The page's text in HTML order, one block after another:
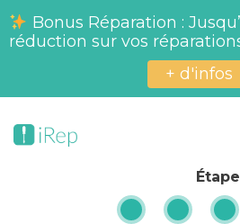
Étape
Bonus Réparation :
réduction sur vos
+ d'infos